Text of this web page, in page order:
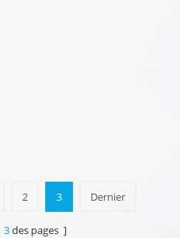
2 3 Dernier
3des pages ]